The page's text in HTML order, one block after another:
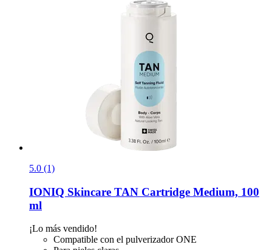
5.0 (1)
IONIQ Skincare TAN Cartridge Medium, 100
ml
¡Lo más vendido!
Compatible con el pulverizador ONE